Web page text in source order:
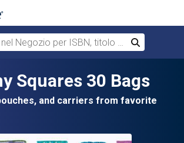
Negozio per ISBN, titolo o autore
Cerca
Squares 30 Bags
and carriers from favorite